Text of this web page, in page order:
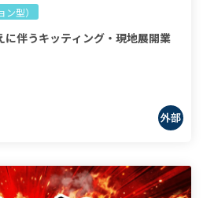
型）
に伴うキッティング・現地展開業